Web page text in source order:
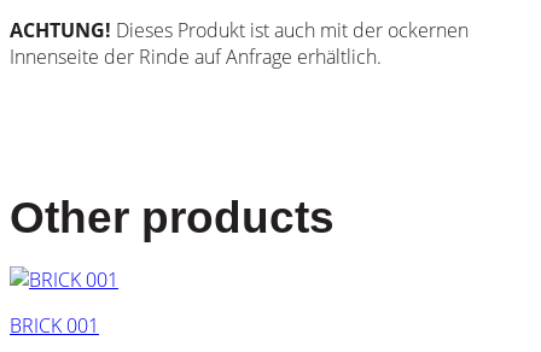
ACHTUNG! Dieses Produkt ist auch mit der ockernen
Innenseite der Rinde auf Anfrage erhältlich.
Other products
BRICK 001